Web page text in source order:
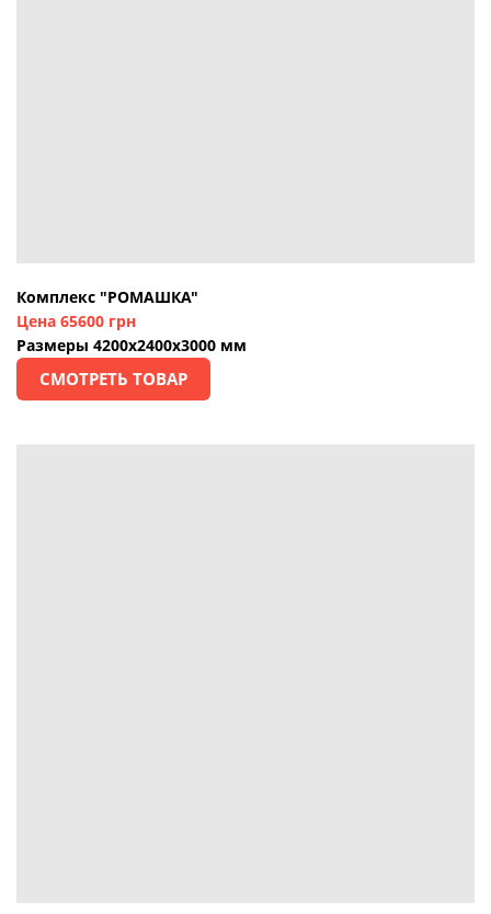
Комплекс "РОМАШКА"
Цена 65600 грн
Размеры 4200х2400х3000 мм
СМОТРЕТЬ ТОВАР